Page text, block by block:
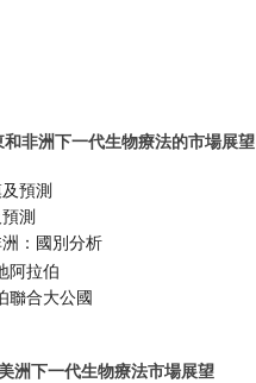
和非洲下一代生物療法的市場展望
預測
測
：國別分析
阿拉伯
聯合大公國
洲下一代生物療法市場展望